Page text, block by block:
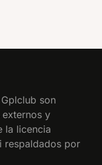
son
y
la licencia
respaldados por